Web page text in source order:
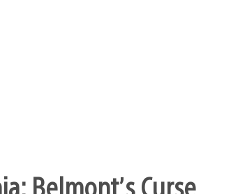
Belmont’s Curse